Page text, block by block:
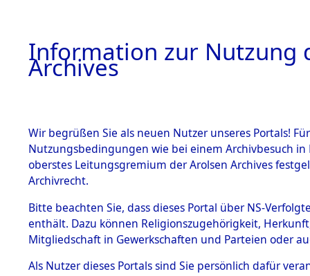
BESTÄNDE
1.
mente
Dead -
Information zur Nutzung
Archives
Wir begrüßen Sie als neuen Nutzer unseres Portals!
Nutzungsbedingungen wie bei einem Archivbesuch
oberstes Leitungsgremium der Arolsen Archives
Archivrecht.
Bitte beachten Sie, dass dieses Portal über NS-
enthält. Dazu können Religionszugehörigkeit,
Mitgliedschaft in Gewerkschaften und Parteien oder
Als Nutzer dieses Portals sind Sie persönlich dafür